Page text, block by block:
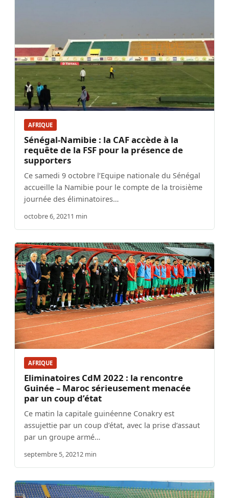
AFRIQUE
Sénégal-Namibie : la CAF accède à la
requête de la FSF pour la présence de
supporters
Ce samedi 9 octobre l’Equipe nationale du Sénégal
accueille la Namibie pour le compte de la troisième
journée des éliminatoires…
octobre 6, 20211 min
AFRIQUE
Eliminatoires CdM 2022 : la rencontre
Guinée – Maroc sérieusement menacée
par un coup d’état
Ce matin la capitale guinéenne Conakry est
assujettie par un coup d’état, avec la prise d’assaut
par un groupe armé…
septembre 5, 20212 min